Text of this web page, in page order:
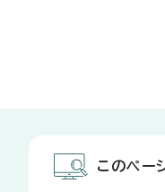
このペー